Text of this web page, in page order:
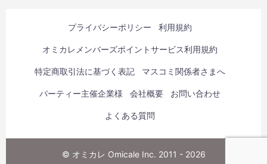
プライバシーポリシー 利用規約
オミカレメンバーズポイントサービス利用規約
特定商取引法に基づく表記 マスコミ関係者さまへ
パーティー主催企業様 会社概要 お問い合わせ
よくある質問
© オミカレ Omicale Inc. 2011 - 2026